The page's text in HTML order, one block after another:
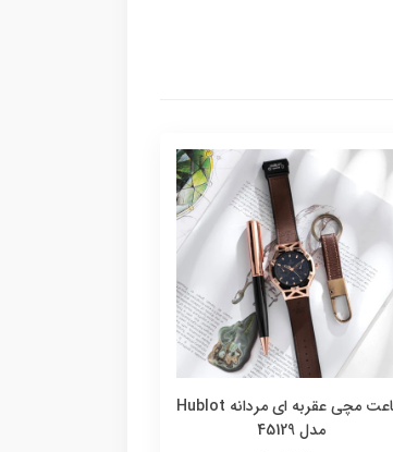
ساعت مچی عقربه ای مردانه Hublot
مدل 45129